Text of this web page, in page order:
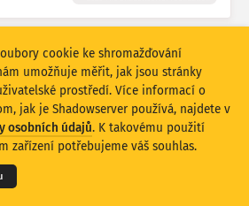
Překrývající se
Obnovit
Stáhnout jako PNGFOUNDATION
údajů a podmínky
nás
Kredity
cookie ke shromažďování
umožňuje měřit, jak jsou stránky
prostředí. Více informací o
jak je Shadowserver používá, najdete v
osobních údajů. K takovému použití
zařízení potřebujeme váš souhlas.